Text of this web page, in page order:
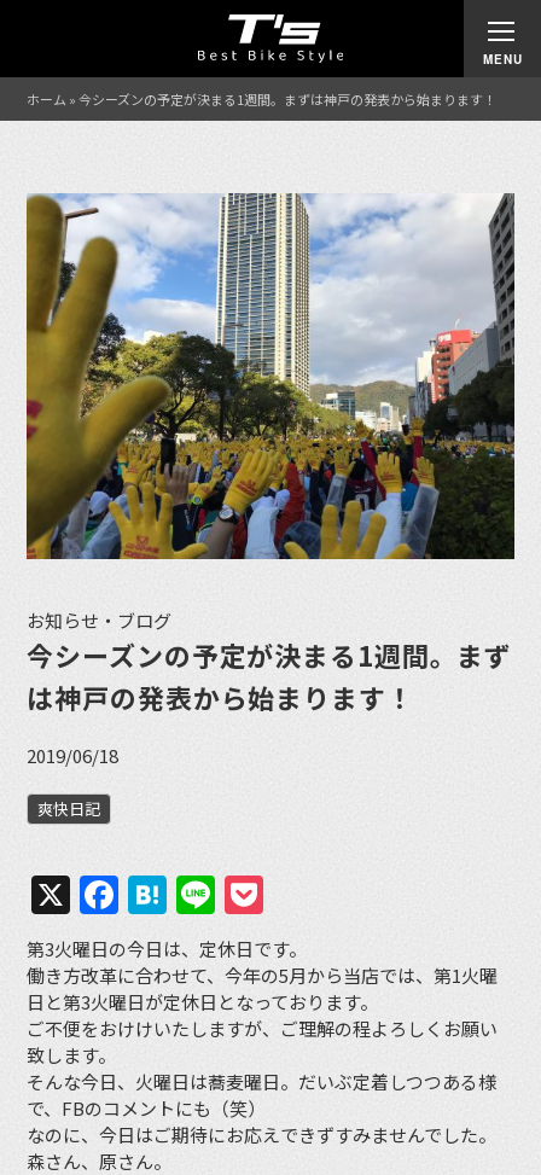
ホーム »今シーズンの予定が決まる1週間。まずは神戸の発表から始まります！
お知らせ・ブログ
今シーズンの予定が決まる1週間。まず
は神戸の発表から始まります！
2019/06/18
爽快日記
X Facebook
Hatena
Line
第3火曜日の今日は、定休日です。
働き方改革に合わせて、今年の5月から当店では、第1火曜
日と第3火曜日が定休日となっております。
ご不便をおけけいたしますが、ご理解の程よろしくお願い
致します。
そんな今日、火曜日は蕎麦曜日。だいぶ定着しつつある様
で、FBのコメントにも（笑）
なのに、今日はご期待にお応えできずすみませんでした。
森さん、原さん。